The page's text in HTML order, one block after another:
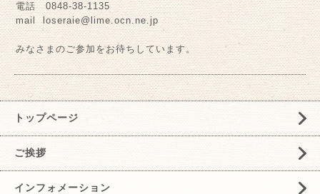
電話 0848-38-1135
mail loseraie@lime.ocn.ne.jp
みなさまのご参加をお待ちしています。
トップページ
ご挨拶
インフォメーション